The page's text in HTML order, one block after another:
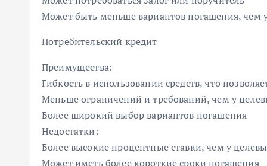
Может быть меньше вариантов погашения, чем
Потребительский кредит
Преимущества:
Гибкость в использовании средств, что
Меньше ограничений и требований, чем у
Более широкий выбор вариантов погашения
Недостатки:
Более высокие процентные ставки, чем у
Может иметь более короткие сроки погашения